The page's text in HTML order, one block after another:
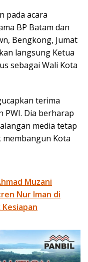
pada acara
BP Batam dan
Bengkong, Jumat
langsung Ketua
sebagai Wali Kota
terima
PWI. Dia berharap
media tetap
Kota
Muzani
Nur Iman di
Kesiapan